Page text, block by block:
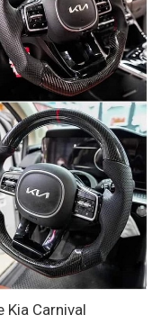
Kia Carnival